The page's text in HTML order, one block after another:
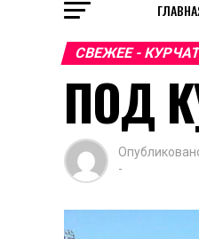
СВЕЖЕЕ -
ПОД
-